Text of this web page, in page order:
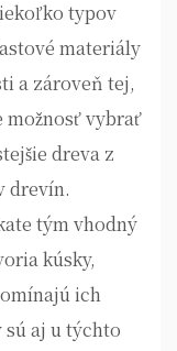
typov
materiály
a zároveň tej,
možnosť vybrať
dreva z
drevín.
tým vhodný
kúsky,
ich
sú aj u týchto